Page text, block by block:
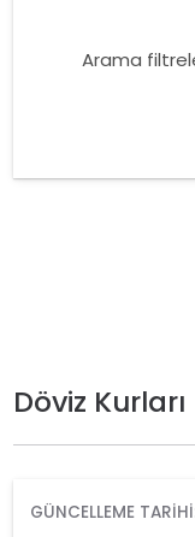
Arama
Döviz Kurları
GÜNCELLEME